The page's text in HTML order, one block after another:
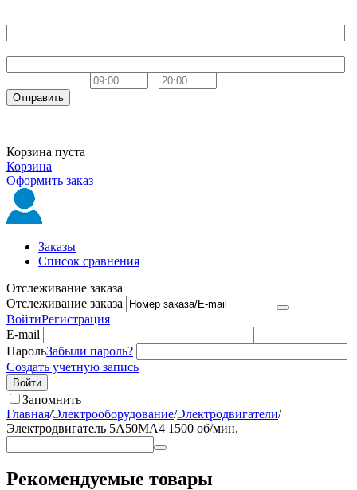
Отправить
Корзина пуста
Корзина
Оформить заказ
Заказы
Список сравнения
Отслеживание заказа
Отслеживание заказа
ВойтиРегистрация
E-mail
ПарольЗабыли пароль?
Создать учетную запись
Войти
Запомнить
Главная/Электрооборудование/Электродвигатели/
Электродвигатель 5А50МА4 1500 об/мин.
Рекомендуемые товары